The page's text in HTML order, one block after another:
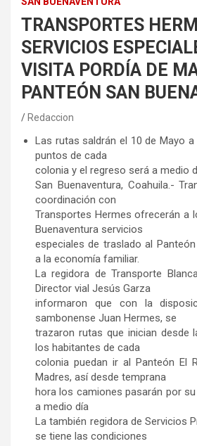
TRANSPORTES
SERVICIOS
VISITA PORDÍA DE
PANTEÓN SAN
Redaccion
Las rutas saldrán el 10 de Mayo
puntos de cada
colonia y el regreso será a medio
San Buenaventura, Coahuila.-
coordinación con
Transportes Hermes ofrecerán a
Buenaventura servicios
especiales de traslado al
a la economía familiar.
La regidora de Transporte
Director vial Jesús Garza
informaron que con la
sambonense Juan Hermes, se
trazaron rutas que inician desde
los habitantes de cada
colonia puedan ir al Panteón El
Madres, así desde temprana
hora los camiones pasarán por
a medio día
La también regidora de Servicios
se tiene las condiciones